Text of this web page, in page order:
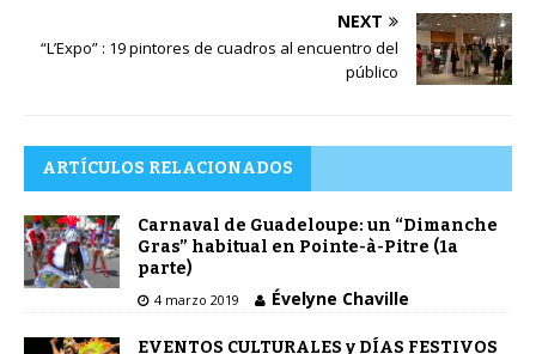
NEXT
“L’Expo” : 19 pintores de cuadros al encuentro del
público
ARTÍCULOS RELACIONADOS
Carnaval de Guadeloupe: un “Dimanche
Gras” habitual en Pointe-à-Pitre (1a
parte)
4 marzo 2019 Évelyne Chaville
EVENTOS CULTURALES y DÍAS FESTIVOS